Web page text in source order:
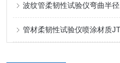
波纹管柔韧性试验仪弯曲半
管材柔韧性试验仪喷涂材质